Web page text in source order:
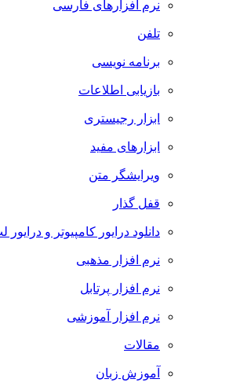
نرم افزارهای فارسی
تلفن
برنامه نویسی
بازیابی اطلاعات
ابزار رجیستری
ابزارهای مفید
ویرایشگر متن
قفل گذار
دانلود درایور کامپیوتر و درایور لپ تاپ
نرم افزار مذهبی
نرم افزار پرتابل
نرم افزار آموزشی
مقالات
آموزش زبان